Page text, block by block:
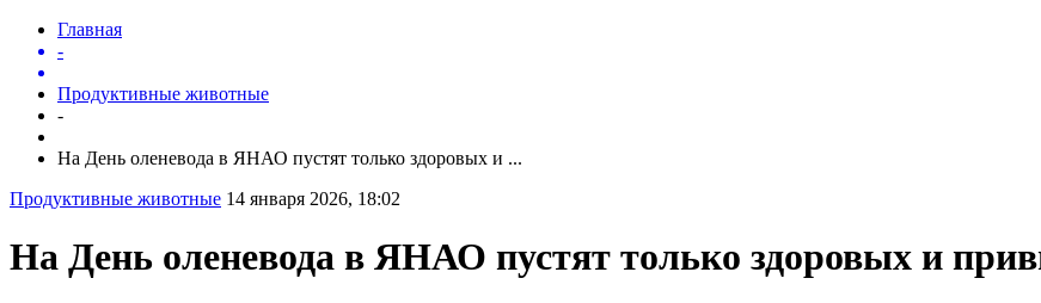
Главная
-
Продуктивные животные
-
На День оленевода в ЯНАО пустят только здоровых и ...
Продуктивные животные 14 января 2026, 18:02
На День оленевода в ЯНАО пустят только здоровых и